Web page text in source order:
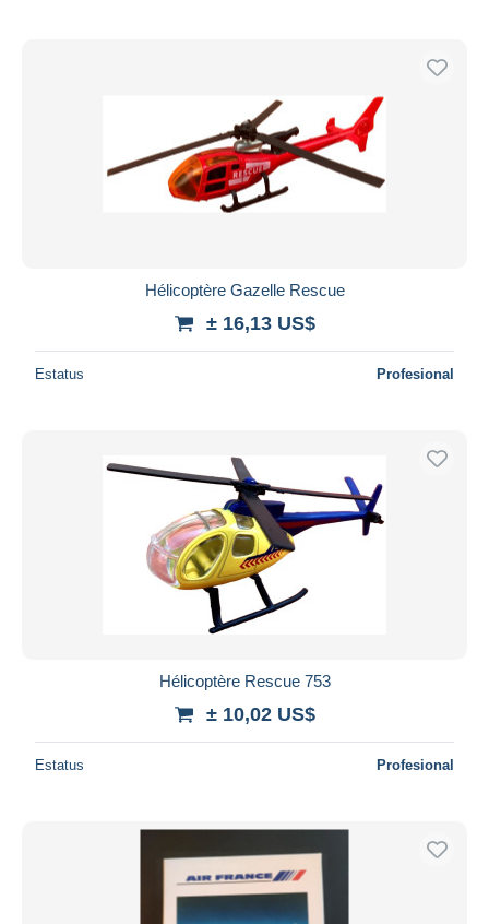
Hélicoptère Gazelle Rescue
± 16,13 US$
Estatus Profesional
Hélicoptère Rescue 753
± 10,02 US$
Estatus Profesional